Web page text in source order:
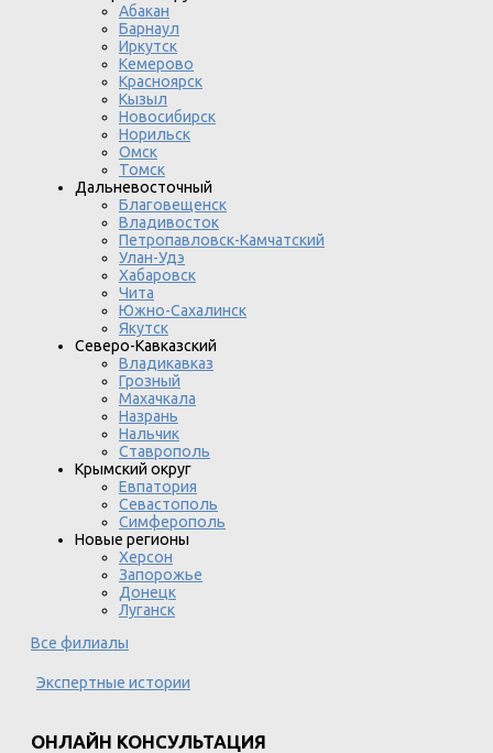
Абакан
Барнаул
Иркутск
Кемерово
Красноярск
Кызыл
Новосибирск
Норильск
Омск
Томск
Дальневосточный
Благовещенск
Владивосток
Петропавловск-Камчатский
Улан-Удэ
Хабаровск
Чита
Южно-Сахалинск
Якутск
Северо-Кавказский
Владикавказ
Грозный
Махачкала
Назрань
Нальчик
Ставрополь
Крымский округ
Евпатория
Севастополь
Симферополь
Новые регионы
Херсон
Запорожье
Донецк
Луганск
Все филиалы
Экспертные истории
ОНЛАЙН КОНСУЛЬТАЦИЯ